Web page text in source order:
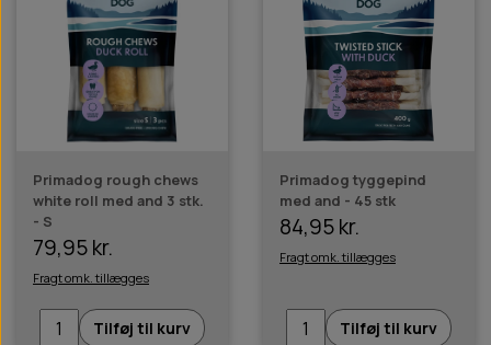
Primadog rough chews
white roll med and 3 stk.
- S
79,95 kr.
Fragt omk. tillægges
Tilføj til kurv
Primadog tyggepind
med and - 45 stk
84,95 kr.
Fragt omk. tillægges
Tilføj til kurv